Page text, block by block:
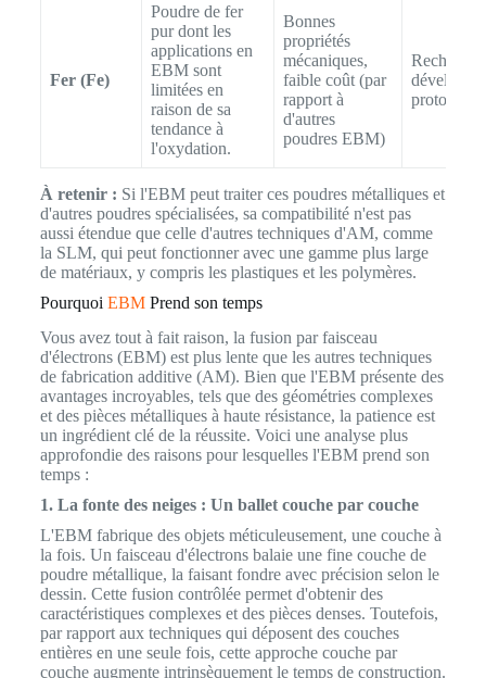
Fer (Fe)
Poudre de fer
pur dont les
applications en
EBM sont
limitées en
raison de sa
tendance à
l'oxydation.
Bonnes
propriétés
mécaniques,
faible coût (par
rapport à
d'autres
poudres EBM)
À retenir : Si l'EBM peut traiter ces poudres métalliques et
d'autres poudres spécialisées, sa compatibilité n'est pas
aussi étendue que celle d'autres techniques d'AM, comme
la SLM, qui peut fonctionner avec une gamme plus large
de matériaux, y compris les plastiques et les polymères.
Pourquoi EBMPrend son temps
Vous avez tout à fait raison, la fusion par faisceau
d'électrons (EBM) est plus lente que les autres techniques
de fabrication additive (AM). Bien que l'EBM présente des
avantages incroyables, tels que des géométries complexes
et des pièces métalliques à haute résistance, la patience est
un ingrédient clé de la réussite. Voici une analyse plus
approfondie des raisons pour lesquelles l'EBM prend son
temps :
1. La fonte des neiges : Un ballet couche par couche
L'EBM fabrique des objets méticuleusement, une couche à
la fois. Un faisceau d'électrons balaie une fine couche de
poudre métallique, la faisant fondre avec précision selon le
dessin. Cette fusion contrôlée permet d'obtenir des
caractéristiques complexes et des pièces denses. Toutefois,
par rapport aux techniques qui déposent des couches
entières en une seule fois, cette approche couche par
couche augmente intrinsèquement le temps de construction.